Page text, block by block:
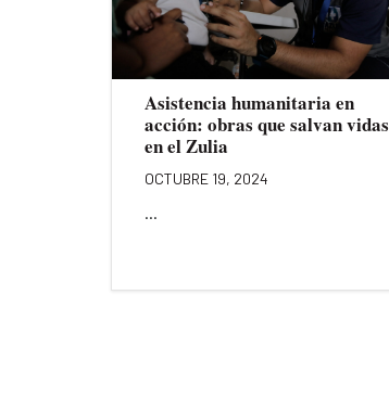
Asistencia humanitaria en
acción: obras que salvan vidas
en el Zulia
OCTUBRE 19, 2024
...